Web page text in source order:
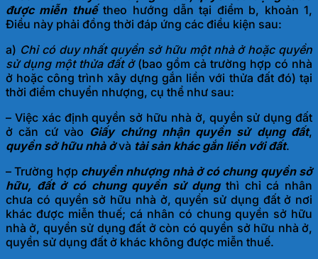
được miễn thuếtheo hướng dẫn tại điểm b, khoản 1,
Điều này phải đồng thời đáp ứng các điều kiện sau:
a) Chỉ có duy nhất quyền sở hữu một nhà ở hoặc quyền
sử dụng một thửa đất ở(bao gồm cả trường hợp có nhà
ở hoặc công trình xây dựng gắn liền với thửa đất đó) tại
thời điểm chuyển nhượng, cụ thể như sau:
– Việc xác định quyền sở hữu nhà ở, quyền sử dụng đất
ở căn cứ vào Giấy chứng nhận quyền sử dụng đất,
quyền sở hữu nhà ởvà tài sản khác gắn liền với đất.
– Trường hợp chuyển nhượng nhà ở có chung quyền sở
hữu, đất ở có chung quyền sử dụngthì chỉ cá nhân
chưa có quyền sở hữu nhà ở, quyền sử dụng đất ở nơi
khác được miễn thuế; cá nhân có chung quyền sở hữu
nhà ở, quyền sử dụng đất ở còn có quyền sở hữu nhà ở,
quyền sử dụng đất ở khác không được miễn thuế.